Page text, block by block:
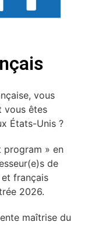
vous
vous êtes
États-Unis ?
program » en
de
français
2026.
maîtrise du